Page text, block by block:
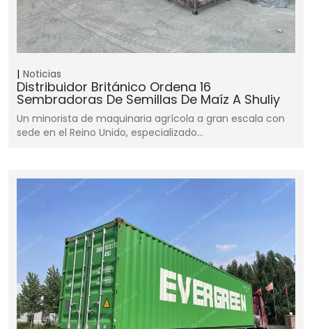
Noticias
Distribuidor Británico Ordena 16
Sembradoras De Semillas De Maíz A Shuliy
Un minorista de maquinaria agrícola a gran escala con
sede en el Reino Unido, especializado…